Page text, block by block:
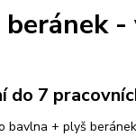
do 7
bavlna + plyš beránek